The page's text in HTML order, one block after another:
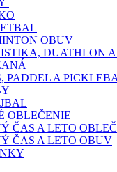
OBUV
DUATHLON
PADDEL A
OBLEČENIE
ČAS A LETO
ČAS A LETO OBUV